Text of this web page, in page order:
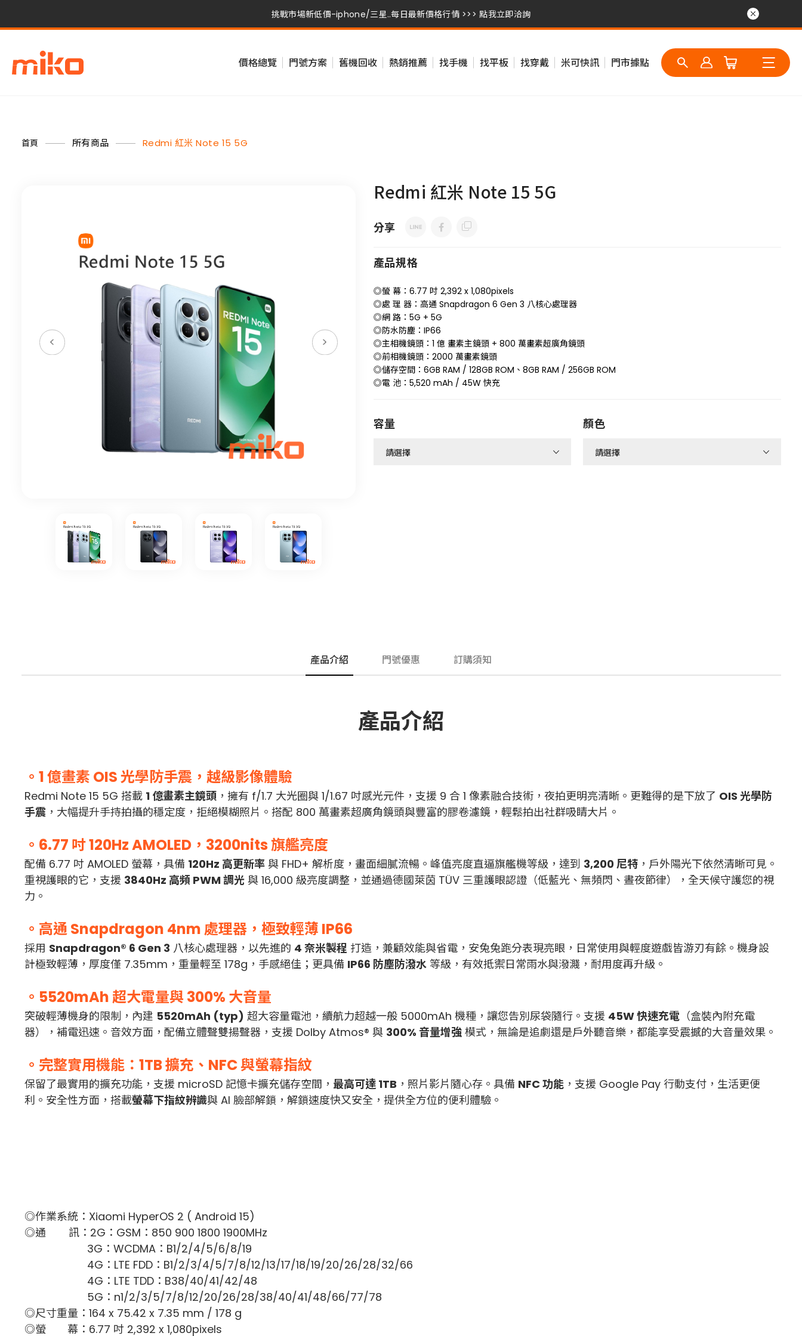
挑戰市場新低價-iphone/三星..每日最新價格行情 >>> 點我立即洽詢
挑戰市場新低價-iphone/三星..每日最新價格行情 >>> 點我立即洽詢
價格總覽 門號方案 舊機回收 熱銷推薦 找手機 找平板 找穿戴 米可快訊 門市據點
首頁 所有商品 Redmi 紅米 Note 15 5G
Redmi 紅米 Note 15 5G
分享
產品規格
◎螢 幕：6.77 吋 2,392 x 1,080pixels
◎處 理 器：高通 Snapdragon 6 Gen 3 八核心處理器
◎網 路：5G + 5G
◎防水防塵：IP66
◎主相機鏡頭：1 億 畫素主鏡頭 + 800 萬畫素超廣角鏡頭
◎前相機鏡頭：2000 萬畫素鏡頭
◎儲存空間：6GB RAM / 128GB ROM、8GB RAM / 256GB ROM
◎電 池：5,520 mAh / 45W 快充
容量 顏色
產品介紹 門號優惠 訂購須知
產品介紹
。1 億畫素 OIS 光學防手震，越級影像體驗
Redmi Note 15 5G 搭載 1 億畫素主鏡頭，擁有 f/1.7 大光圈與 1/1.67 吋感光元件，支援 9 合 1 像素融合技術，夜拍更明亮清晰。更難得的是下放了 OIS 光學防
手震，大幅提升手持拍攝的穩定度，拒絕模糊照片。搭配 800 萬畫素超廣角鏡頭與豐富的膠卷濾鏡，輕鬆拍出社群吸睛大片。
。6.77 吋 120Hz AMOLED，3200nits 旗艦亮度
配備 6.77 吋 AMOLED 螢幕，具備 120Hz 高更新率與 FHD+ 解析度，畫面細膩流暢。峰值亮度直逼旗艦機等級，達到 3,200 尼特，戶外陽光下依然清晰可見。
重視護眼的它，支援 3840Hz 高頻 PWM 調光與 16,000 級亮度調整，並通過德國萊茵 TÜV 三重護眼認證（低藍光、無頻閃、晝夜節律），全天候守護您的視
力。
。高通 Snapdragon 4nm 處理器，極致輕薄 IP66
採用 Snapdragon® 6 Gen 3 八核心處理器，以先進的 4 奈米製程 打造，兼顧效能與省電，安兔兔跑分表現亮眼，日常使用與輕度遊戲皆游刃有餘。機身設
計極致輕薄，厚度僅 7.35mm，重量輕至 178g，手感絕佳；更具備 IP66 防塵防潑水等級，有效抵禦日常雨水與潑濺，耐用度再升級。
。5520mAh 超大電量與 300% 大音量
突破輕薄機身的限制，內建 5520mAh (typ) 超大容量電池，續航力超越一般 5000mAh 機種，讓您告別尿袋隨行。支援 45W 快速充電（盒裝內附充電
器），補電迅速。音效方面，配備立體聲雙揚聲器，支援 Dolby Atmos® 與 300% 音量增強模式，無論是追劇還是戶外聽音樂，都能享受震撼的大音量效果。
。完整實用機能：1TB 擴充、NFC 與螢幕指紋
保留了最實用的擴充功能，支援 microSD 記憶卡擴充儲存空間， 最高可達 1TB ，照片影片隨心存。具備 NFC 功能，支援 Google Pay 行動支付，生活更便
利。安全性方面，搭載螢幕下指紋辨識與 AI 臉部解鎖，解鎖速度快又安全，提供全方位的便利體驗。
◎作業系統：Xiaomi HyperOS 2 ( Android 15)
◎通 訊： 2G：GSM：850 900 1800 1900MHz
3G：WCDMA：B1/2/4/5/6/8/19
4G：LTE FDD：B1/2/3/4/5/7/8/12/13/17/18/19/20/26/28/32/66
4G：LTE TDD：B38/40/41/42/48
5G：n1/2/3/5/7/8/12/20/26/28/38/40/41/48/66/77/78
◎尺寸重量：164 x 75.42 x 7.35 mm / 178 g
◎螢 幕：6.77 吋 2,392 x 1,080pixels